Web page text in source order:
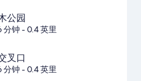
公园
分钟- 0.4 英里
叉口
分钟- 0.4 英里